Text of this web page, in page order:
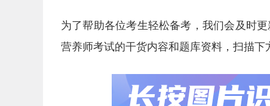
为了帮助各位考生轻松备考，我们会及时
营养师考试的干货内容和题库资料，扫描下